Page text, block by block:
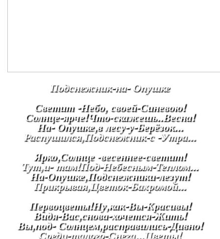
Подснежник-на- Опушке
Светит -Небо, своей-Синевою!
Солнце-ярче!Что-скажешь..Весна!
На- Опушке,в лесу-у-Берёзок...
Распушился,Подснежник-с -Утра...
Ярко,Солнце -весеннее-светит!
Тут,и- там!Под-Небесным-Теплом...
На-Опушке,Подснежники-лезут!
Прикрывая,Цветок-Бахромой...
Первоцветы!Ну,как-Вы-Красивы!
Видя-Вас,снова-хочется-Жить!
Вы,под- Солнцем,расправились-Дивно!
Среди-талого-Снега...Цветы!